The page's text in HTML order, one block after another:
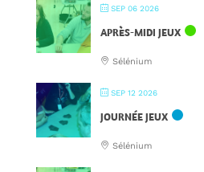
SEP 06 2026
APRÈS-MIDI JEUX
Sélénium
SEP 12 2026
JOURNÉE JEUX
Sélénium